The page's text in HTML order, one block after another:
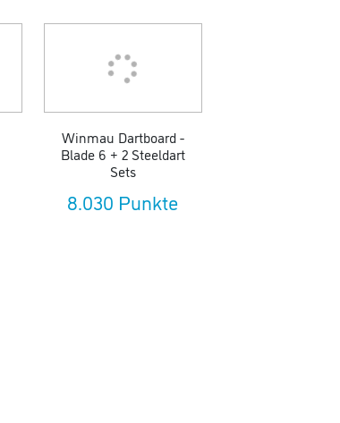
Winmau Dartboard -
Blade 6 + 2 Steeldart
Sets
8.030 Punkte